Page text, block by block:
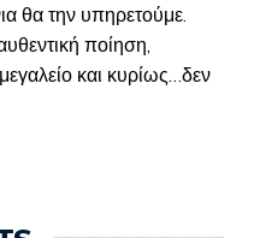
θα την υπηρετούμε.
ποίηση,
και κυρίως…δεν